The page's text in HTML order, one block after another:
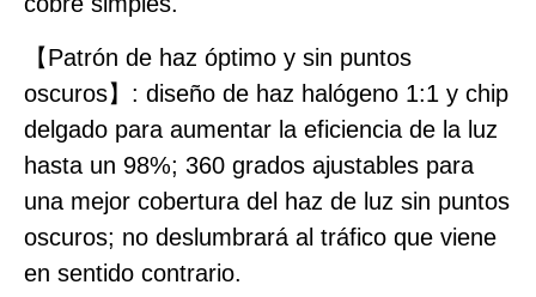
【Patrón de haz óptimo y sin puntos
oscuros】: diseño de haz halógeno 1:1 y chip
delgado para aumentar la eficiencia de la luz
hasta un 98%; 360 grados ajustables para
una mejor cobertura del haz de luz sin puntos
oscuros; no deslumbrará al tráfico que viene
en sentido contrario.